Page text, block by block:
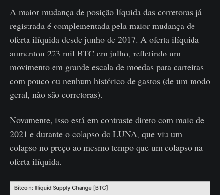
A maior mudança de posição líquida das corretoras já
registrada é complementada pela maior mudança de
oferta ilíquida desde junho de 2017. A oferta ilíquida
aumentou 223 mil BTC em julho, refletindo um
movimento em grande escala de moedas para carteiras
com pouco ou nenhum histórico de gastos (de um modo
geral, não são corretoras).
Novamente, isso está em contraste direto com maio de
2021 e durante o colapso do LUNA, que viu um
colapso no preço ao mesmo tempo que um colapso na
oferta ilíquida.